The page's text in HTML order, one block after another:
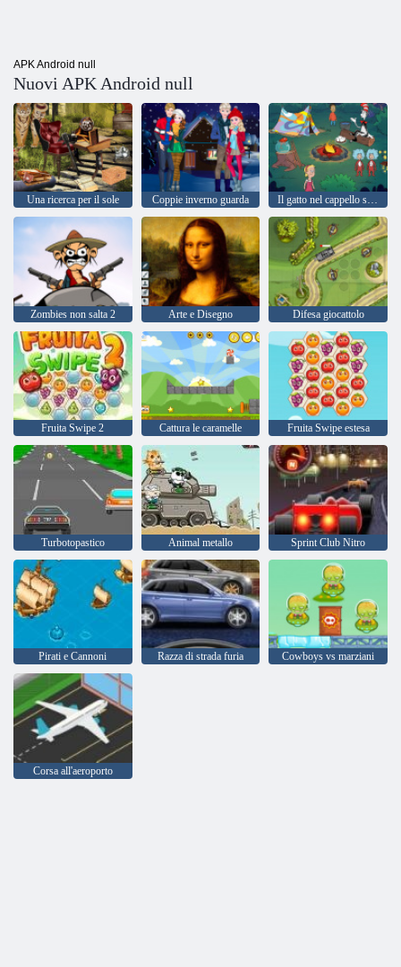
APK Android null
Nuovi APK Android null
Una ricerca per il sole Coppie inverno guarda Il gatto nel cappello sa molto su quella! tempo di camp
Zombies non salta 2 Arte e Disegno Difesa giocattolo
Fruita Swipe 2 Cattura le caramelle Fruita Swipe estesa
Turbotopastico Animal metallo Sprint Club Nitro
Pirati e Cannoni Razza di strada furia Cowboys vs marziani
Corsa all'aeroporto